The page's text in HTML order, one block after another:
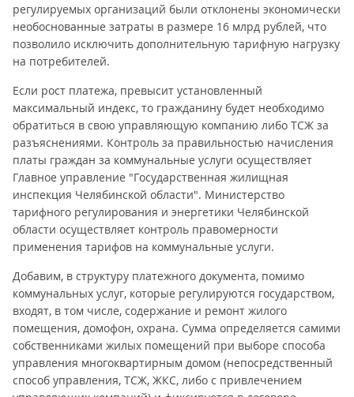
регулируемых организаций были отклонены экономически
необоснованные затраты в размере 16 млрд рублей, что
позволило исключить дополнительную тарифную нагрузку
на потребителей.
Если рост платежа, превысит установленный
максимальный индекс, то гражданину будет необходимо
обратиться в свою управляющую компанию либо ТСЖ за
разъяснениями. Контроль за правильностью начисления
платы граждан за коммунальные услуги осуществляет
Главное управление "Государственная жилищная
инспекция Челябинской области". Министерство
тарифного регулирования и энергетики Челябинской
области осуществляет контроль правомерности
применения тарифов на коммунальные услуги.
Добавим, в структуру платежного документа, помимо
коммунальных услуг, которые регулируются государством,
входят, в том числе, содержание и ремонт жилого
помещения, домофон, охрана. Сумма определяется самими
собственниками жилых помещений при выборе способа
управления многоквартирным домом (непосредственный
способ управления, ТСЖ, ЖКС, либо с привлечением